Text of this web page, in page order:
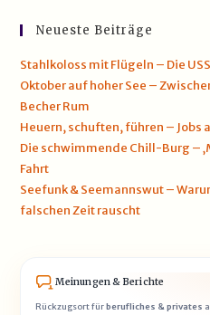
Neueste Beiträge
Stahlkoloss mit Flügeln – Die USS
Oktober auf hoher See –
Becher Rum
Heuern, schuften, führen – Jobs
Die schwimmende Chill-Burg –
Fahrt
Seefunk & Seemannswut –
falschen Zeit rauscht
Meinungen & Berichte
Rückzugsort fürberufliches & privates